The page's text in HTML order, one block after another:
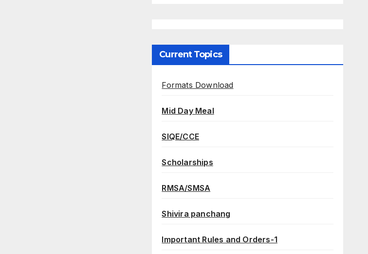
Current Topics
Formats Download
Mid Day Meal
SIQE/CCE
Scholarships
RMSA/SMSA
Shivira panchang
Important Rules and Orders-1